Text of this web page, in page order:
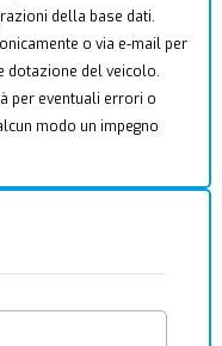
della base dati.
o via e-mail per
dotazione del veicolo.
per eventuali errori o
modo un impegno